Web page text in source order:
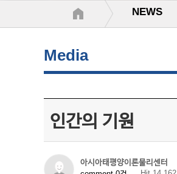
NEWS
Media
인간의 기원
아시아태평양이론물리센터